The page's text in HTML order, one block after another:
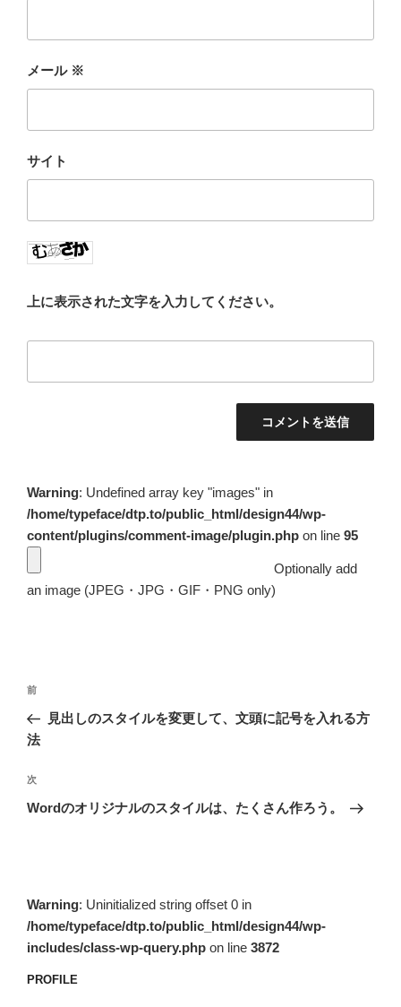
メール ※
サイト
上に表示された文字を入力してください。
Warning: Undefined array key "images" in
/home/typeface/dtp.to/public_html/design44/wp-
content/plugins/comment-image/plugin.php on line 95
Optionally add
an image (JPEG・JPG・GIF・PNG only)
投
ナ
ゲ
ー
前
の
投
前
見出しのスタイルを変更して、文頭に記号を入れる方
法
次
の
次
Wordのオリジナルのスタイルは、たくさん作ろう。
Warning: Uninitialized string offset 0 in
/home/typeface/dtp.to/public_html/design44/wp-
includes/class-wp-query.php on line 3872
PROFILE